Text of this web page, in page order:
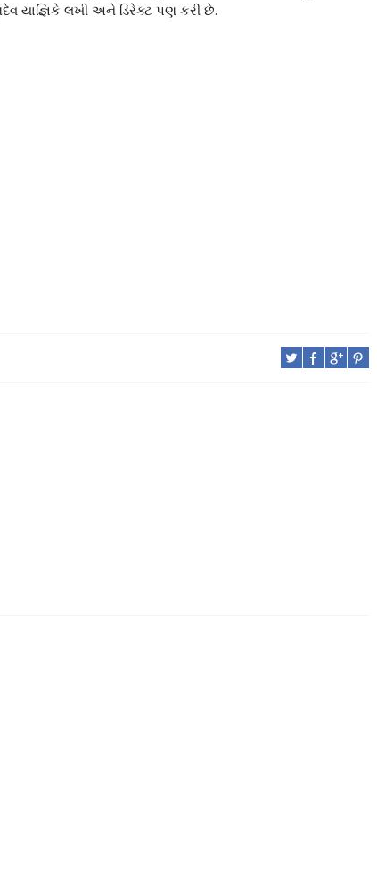
યાજ્ઞિકે લખી અને ડિરેક્ટ પણ કરી છે.